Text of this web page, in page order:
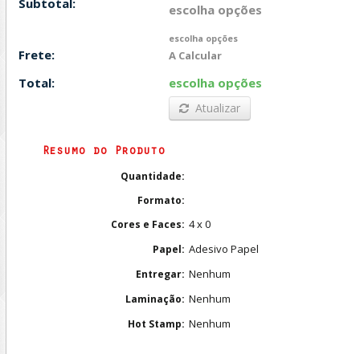
escolha opções
escolha opções
Frete: A Calcular
Total: escolha opções
Atualizar
Resumo do Produto
Quantidade:
Formato:
Cores e Faces: 4 x 0
Papel: Adesivo Papel
Entregar: Nenhum
Laminação: Nenhum
Hot Stamp: Nenhum